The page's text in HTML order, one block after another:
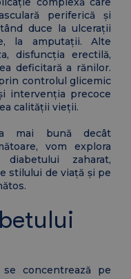
periferică și
duce la ulcerații
la amputații. Alte
disfuncția erectilă,
deficitară a rănilor.
controlul glicemic
intervenția precoce
calității vieții.
mai bună decât
vom explora
zaharat,
stilului de viață și pe
concentrează pe